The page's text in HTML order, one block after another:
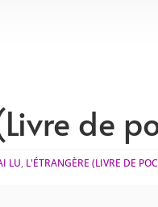
de
LU, L'ÉTRANGÈRE (LIVRE DE